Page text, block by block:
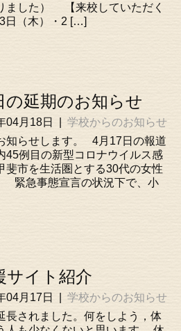
ました） 【来校していただく
（木）・2 […]
の延期のお知らせ
04月18日
学校からのお知らせ
知らせします。 4月17日の報道
45例目の新型コロナウイルス感
斐市を生活圏とする30代の女性
緊急事態宣言の状況下で、小
サイト紹介
04月17日
学校からのお知らせ
長されました。何をしよう，体